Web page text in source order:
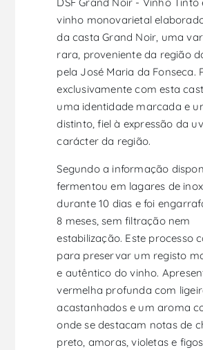
vinho monovarietal
da casta Grand Noir, uma
rara, proveniente da região
pela José Maria da Fonseca.
exclusivamente com esta
uma identidade marcada e
distinto, fiel à expressão da
carácter da região.
Segundo a informação
fermentou em lagares de inox
durante 10 dias e foi
8 meses, sem filtração nem
estabilização. Este processo
para preservar um registo
e autêntico do vinho.
vermelha profunda com
acastanhados e um aroma
onde se destacam notas de
preto, amoras, violetas e